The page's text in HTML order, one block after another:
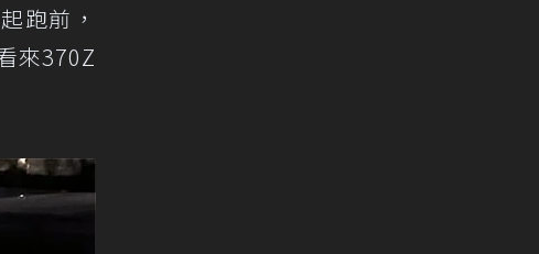
跑前，
來370Z